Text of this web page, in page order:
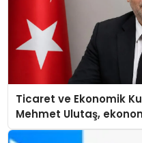
Ticaret ve Ekonomik
Mehmet Ulutaş,
açıklamada şunları